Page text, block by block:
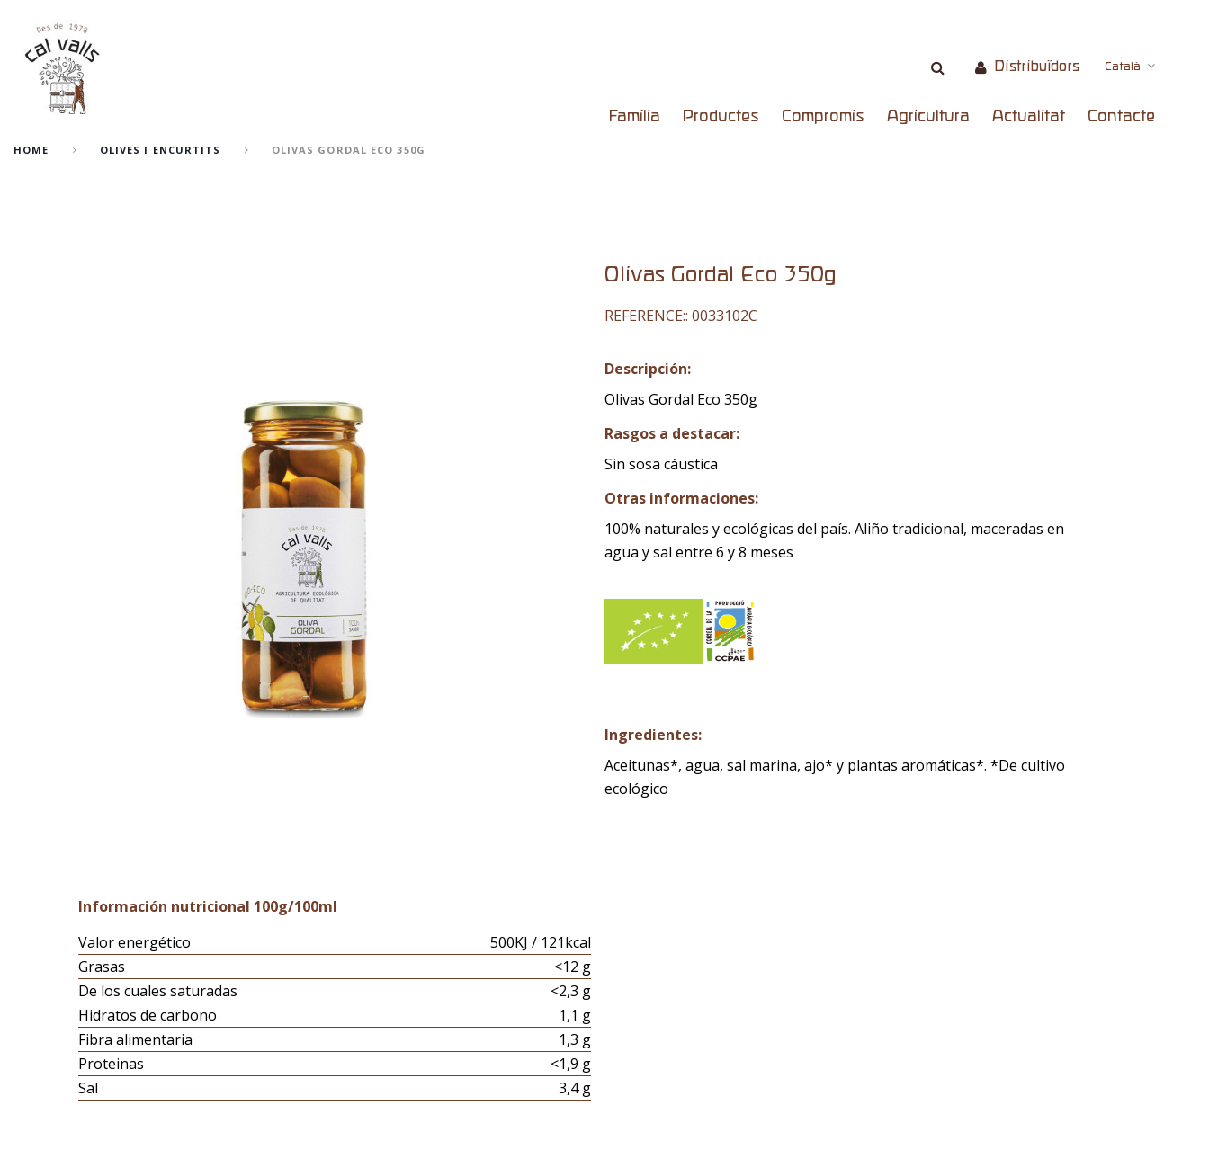
Distribuïdors Català
Família Productes Compromís Agricultura Actualitat Contacte
HOME OLIVES I ENCURTITS OLIVAS GORDAL ECO 350G
Olivas Gordal Eco 350g
REFERENCE:: 0033102C
Descripción:
Olivas Gordal Eco 350g
Rasgos a destacar:
Sin sosa cáustica
Otras informaciones:
100% naturales y ecológicas del país. Aliño tradicional, maceradas en
agua y sal entre 6 y 8 meses
Ingredientes:
Aceitunas*, agua, sal marina, ajo* y plantas aromáticas*. *De cultivo
ecológico
Información nutricional 100g/100ml
Valor energético
500KJ / 121kcal
Grasas
<12 g
De los cuales saturadas
<2,3 g
Hidratos de carbono
1,1 g
Fibra alimentaria
1,3 g
Proteinas
<1,9 g
Sal
3,4 g